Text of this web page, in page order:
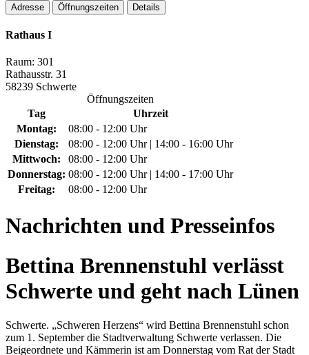
Adresse Öffnungszeiten Details
Rathaus I
Raum: 301
Rathausstr. 31
58239 Schwerte
Öffnungszeiten
Tag
Uhrzeit
Montag:
08:00 - 12:00 Uhr
Dienstag:
08:00 - 12:00 Uhr | 14:00 - 16:00 Uhr
Mittwoch:
08:00 - 12:00 Uhr
Donnerstag: 08:00 - 12:00 Uhr | 14:00 - 17:00 Uhr
Freitag:
08:00 - 12:00 Uhr
Nachrichten und Presseinfos
Bettina Brennenstuhl verlässt
Schwerte und geht nach Lünen
Schwerte. „Schweren Herzens“ wird Bettina Brennenstuhl schon
zum 1. September die Stadtverwaltung Schwerte verlassen. Die
Beigeordnete und Kämmerin ist am Donnerstag vom Rat der Stadt